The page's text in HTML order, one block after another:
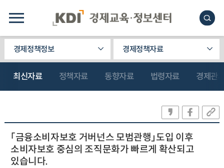
경제정책정보 경제정책자료
최신자료 정책자료 동향자료 법령자료 경제관
「금융소비자보호 거버넌스 모범관행」도입 이후
소비자보호 중심의 조직문화가 빠르게 확산되고
있습니다.